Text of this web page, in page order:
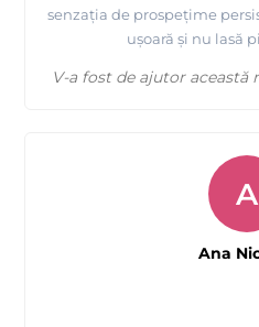
senzația de prospețime
ușoară și nu lasă
V-a fost de ajutor această
A
Ana